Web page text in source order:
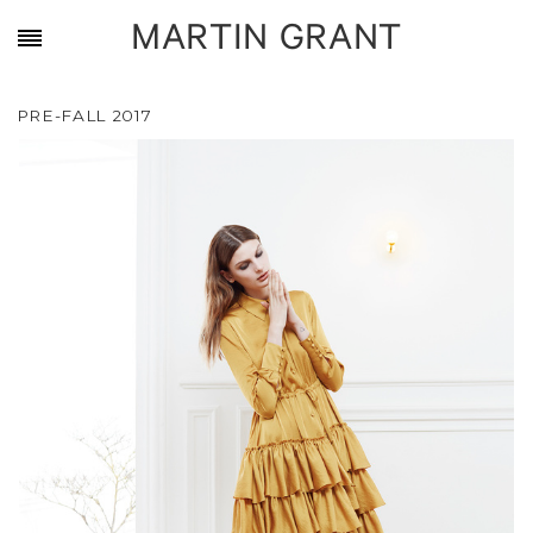
MARTIN GRANT
PRE-FALL 2017